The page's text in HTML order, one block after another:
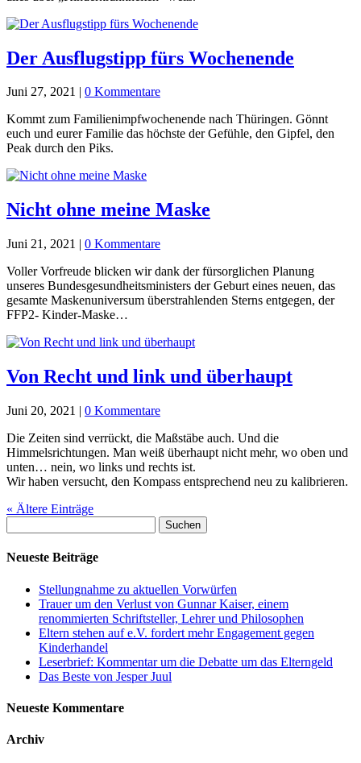
Der Ausflugstipp fürs Wochenende
Juni 27, 2021 | 0 Kommentare
Kommt zum Familienimpfwochenende nach Thüringen. Gönnt
euch und eurer Familie das höchste der Gefühle, den Gipfel, den
Peak durch den Piks.
Nicht ohne meine Maske
Juni 21, 2021 | 0 Kommentare
Voller Vorfreude blicken wir dank der fürsorglichen Planung
unseres Bundesgesundheitsministers der Geburt eines neuen, das
gesamte Maskenuniversum überstrahlenden Sterns entgegen, der
FFP2- Kinder-Maske…
Von Recht und link und überhaupt
Juni 20, 2021 | 0 Kommentare
Die Zeiten sind verrückt, die Maßstäbe auch. Und die
Himmelsrichtungen. Man weiß überhaupt nicht mehr, wo oben und
unten… nein, wo links und rechts ist.
Wir haben versucht, den Kompass entsprechend neu zu kalibrieren.
« Ältere Einträge
nach:
Neueste Beiträge
Stellungnahme zu aktuellen Vorwürfen
Trauer um den Verlust von Gunnar Kaiser, einem
renommierten Schriftsteller, Lehrer und Philosophen
Eltern stehen auf e.V. fordert mehr Engagement gegen
Kinderhandel
Leserbrief: Kommentar um die Debatte um das Elterngeld
Das Beste von Jesper Juul
Neueste Kommentare
Archiv